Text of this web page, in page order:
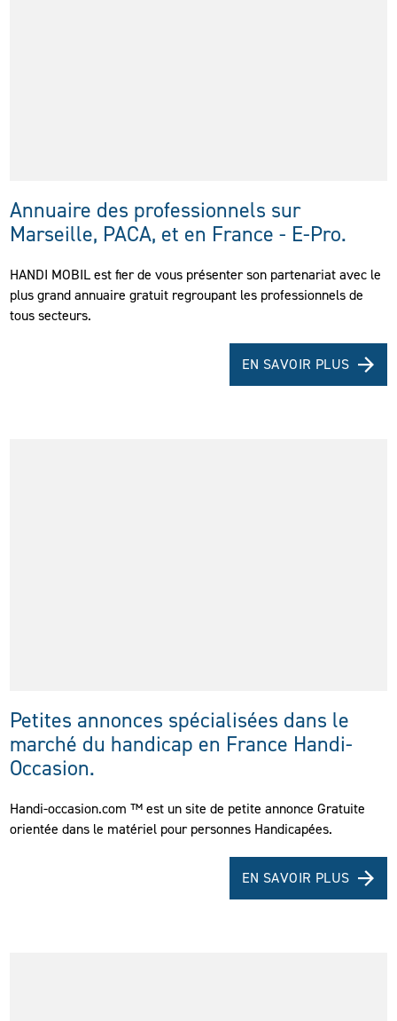
Annuaire des professionnels sur
Marseille, PACA, et en France - E-Pro.
HANDI MOBIL est fier de vous présenter son partenariat avec le
plus grand annuaire gratuit regroupant les professionnels de
tous secteurs.
EN SAVOIR PLUS
Petites annonces spécialisées dans le
marché du handicap en France Handi-
Occasion.
Handi-occasion.com ™ est un site de petite annonce Gratuite
orientée dans le matériel pour personnes Handicapées.
EN SAVOIR PLUS